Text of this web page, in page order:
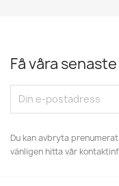
Få våra
Du kan avbryta
vänligen hitta vår